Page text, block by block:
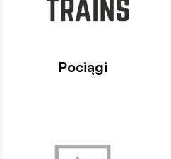
Pociągi